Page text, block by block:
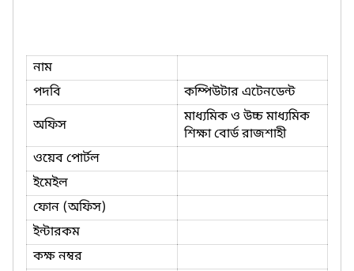
নাম
পদবি
কম্পিউটার এটেনডেন্ট
অফিস
মাধ্যমিক ও উচ্চ মাধ্যমিক
শিক্ষা বোর্ড রাজশাহী
ওয়েব পোর্টল
ইমেইল
ফোন (অফিস)
ইন্টারকম
কক্ষ নম্বর